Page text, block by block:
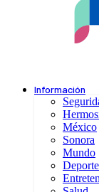
Información
México
Sonora
Mundo